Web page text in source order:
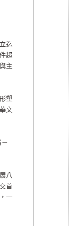
迄
超
主
塑
文
八
首
一